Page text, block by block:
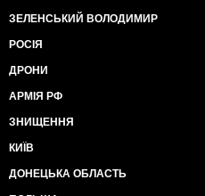
ЗЕЛЕНСЬКИЙ ВОЛОДИМИР
РОСІЯ
ДРОНИ
АРМІЯ РФ
ЗНИЩЕННЯ
КИЇВ
ДОНЕЦЬКА ОБЛАСТЬ